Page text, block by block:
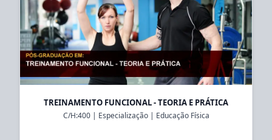
TREINAMENTO FUNCIONAL - TEORIA E PRÁTICA
C/H:400| Especialização| Educação Física